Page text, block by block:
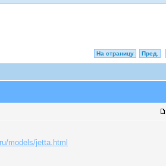
На страницу Пред.
models/jetta.html